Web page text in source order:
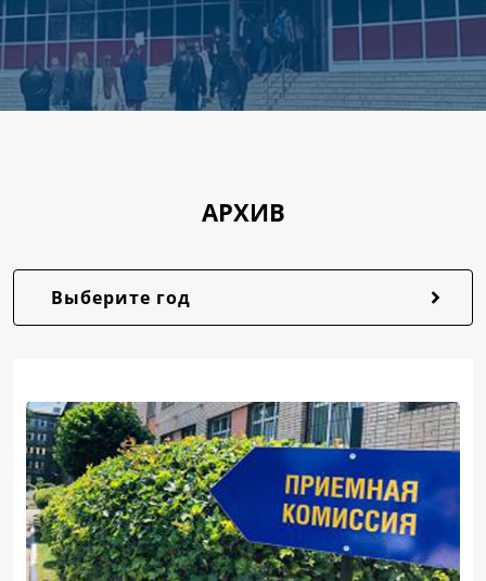
АРХИВ
Выберите год